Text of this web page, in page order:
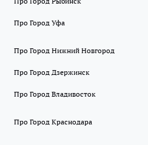
Про Город Уфа
Про Город Нижний Новгород
Про Город Дзержинск
Про Город Владивосток
Про Город Краснодара